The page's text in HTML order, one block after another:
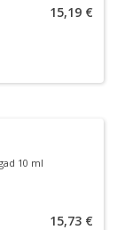
15,19 €
10 ml
15,73 €